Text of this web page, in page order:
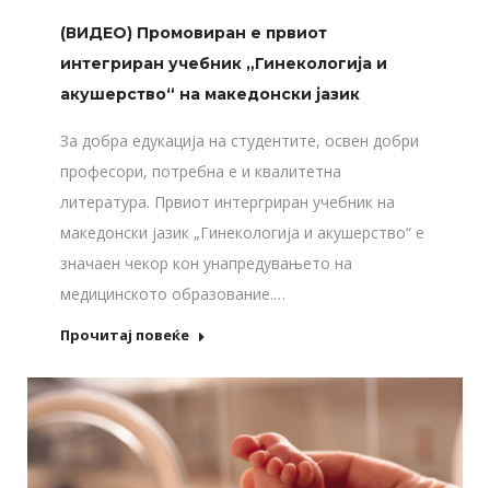
(ВИДЕО) Промовиран е првиот
интегриран учебник „Гинекологија и
акушерство“ на македонски јазик
За добра едукација на студентите, освен добри
професори, потребна е и квалитетна
литература. Првиот интергриран учебник на
македонски јазик „Гинекологија и акушерство“ е
значаен чекор кон унапредувањето на
медицинското образование.…
Прочитај повеќе